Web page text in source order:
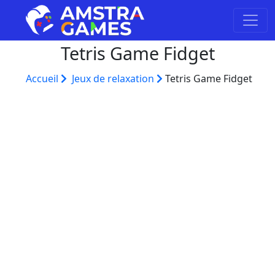
Tetris Game Fidget
Accueil Jeux de relaxation Tetris Game Fidget